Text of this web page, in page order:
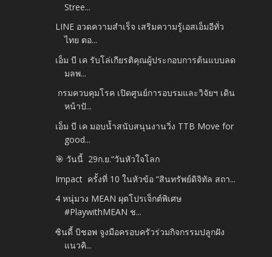
Stree...
LINE อวดความสำเร็จ เสริมความรู้เอสเอ็มอีทั่ว
ไทย ตอ...
เอ็ม บี เค รับโล่เกียรติคุณผู้ประกอบการต้นแบบลด
มลพ...
กรมควบคุมโรค เปิดศูนย์การอบรมและวิจัยฯ เดิน
หน้าปั...
เอ็ม บี เค มอบน้ำสนับสนุนงานวิ่ง TTB Move for
good...
🎯 วันนี้ 29ก.ย.​“วันหัวใจโลก
Impact ครั้งที่ 10 ในหัวข้อ “สินทรัพย์ดิจิทัล สถา...
4 หนุ่มวง MEAN ผุดโปรเจ็กต์พิเศษ
#PlaywithMEAN ช...
ซินดี้ บิชอพ จูงมือครอบครัวร่วมกิจกรรมปลูกฝัง
แนวคิ...